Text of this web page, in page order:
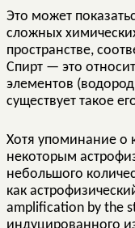
Это может
сложных
пространстве,
Спирт — это
элементов
существует такое
Хотя упоминание о
некоторым
небольшого
как
amplification by the